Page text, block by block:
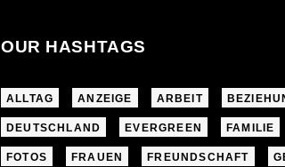
OUR HASHTAGS
ALLTAG ANZEIGE ARBEIT
DEUTSCHLAND EVERGREEN FAMILIE
FOTOS FRAUEN FREUNDSCHAFT